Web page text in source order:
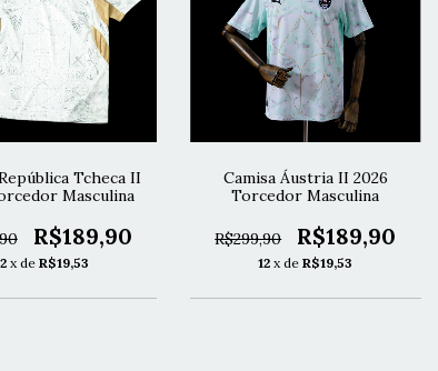
Tcheca II
Masculina
R$189,90
x de R$19,53
Camisa Áustria II 2026
Torcedor Masculina
R$299,90 R$189,90
12 x deR$19,53